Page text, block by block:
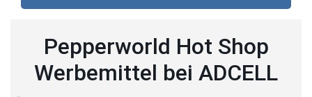
Pepperworld Hot Shop
Werbemittel bei ADCELL